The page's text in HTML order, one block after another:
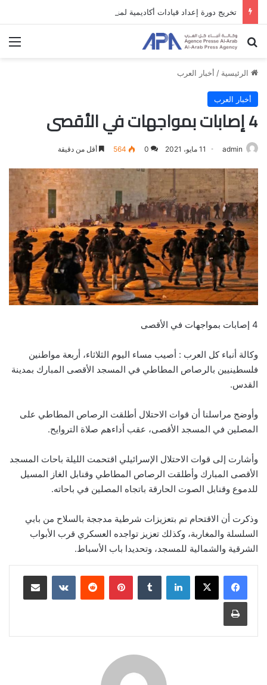
بحث عن
الرئيسية / أخبار العرب
أخبار العرب
4 إصابات بمواجهات في الأقصى
admin 11 مايو، 2021 0
564 أقل من دقيقة
4 إصابات بمواجهات في الأقصى
وكالة أنباء كل العرب : أصيب مساء اليوم الثلاثاء، أربعة مواطنين
فلسطينيين بالرصاص المطاطي في المسجد الأقصى المبارك بمدينة
القدس.
وأوضح مراسلنا أن قوات الاحتلال أطلقت الرصاص المطاطي على
المصلين في المسجد الأقصى، عقب أداءهم صلاة التروايح.
وأشارت إلى قوات الاحتلال الإسرائيلي اقتحمت الليلة باحات المسجد
الأقصى المبارك وأطلقت الرصاص المطاطي وقنابل الغاز المسيل
للدموع وقنابل الصوت الحارقة باتجاه المصلين في باحاته.
وذكرت أن الاقتحام تم بتعزيزات شرطية مدججة بالسلاح من بابي
السلسلة والمغاربة، وكذلك تعزيز تواجده العسكري قرب الأبواب
الشرقية والشمالية للمسجد، وتحديدا باب الأسباط.
لينكدإن بينتيريست مشاركة عبر البريد
طباعة